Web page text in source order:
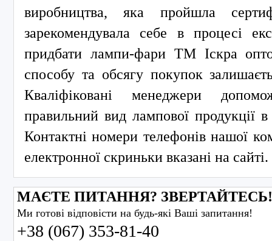
виробництва, яка пройшла
зарекомендувала себе в процесі
придбати лампи-фари ТМ Іскра
способу та обсягу покупок
Кваліфіковані менеджери
правильний вид лампової продукції
Контактні номери телефонів нашої
електронної скриньки вказані на сайті.
МАЄТЕ ПИТАННЯ? ЗВЕРТАЙТЕСЬ!
Ми готові відповісти на будь-які Ваші запитання!
+38 (067) 353-81-40